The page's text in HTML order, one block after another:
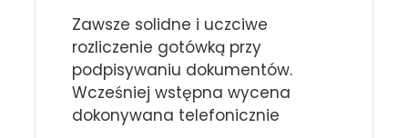
Zawsze solidne i uczciwe
rozliczenie gotówką przy
podpisywaniu dokumentów.
Wcześniej wstępna wycena
dokonywana telefonicznie